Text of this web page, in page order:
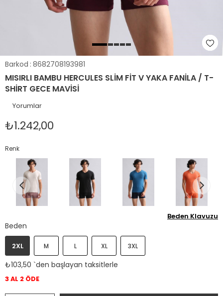
Barkod : 8682708193981
MISIRLI BAMBU HERCULES SLIM FIT V YAKA FANILA / T-
SHIRT GECE MAVISI
Yorumlar
₺1.242,00
Renk
Beden Klavuzu
Beden
2XL M L XL 3XL
₺103,50 `den başlayan taksitlerle
3 AL 2 ÖDE